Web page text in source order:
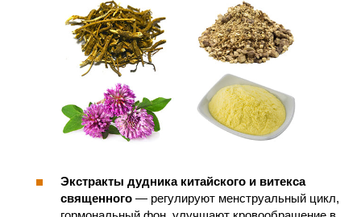
Экстракты дудника китайского и витекса
священного — регулируют менструальный цикл,